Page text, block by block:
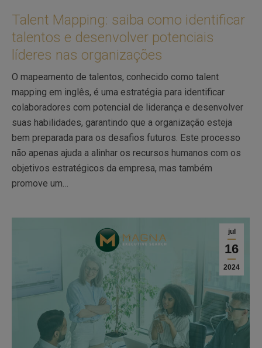
Talent Mapping: saiba como identificar
talentos e desenvolver potenciais
líderes nas organizações
O mapeamento de talentos, conhecido como talent
mapping em inglês, é uma estratégia para identificar
colaboradores com potencial de liderança e desenvolver
suas habilidades, garantindo que a organização esteja
bem preparada para os desafios futuros. Este processo
não apenas ajuda a alinhar os recursos humanos com os
objetivos estratégicos da empresa, mas também
promove um…
jul
16
2024